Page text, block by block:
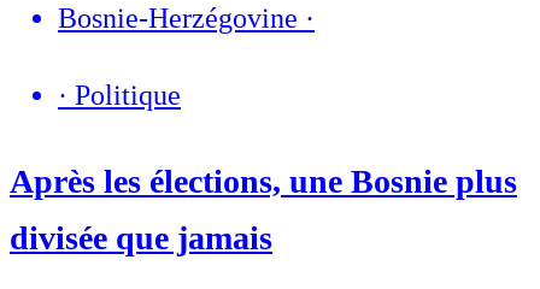
Bosnie-Herzégovine ·
· Politique
Après les élections, une Bosnie plus
divisée que jamais